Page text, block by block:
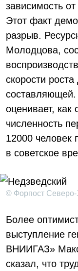
зависимость
Этот факт
разрыв.
Молодцова,
скорости
оценивает,
численность
12000 человек
в советское
© Форпост Северо-
Более
выступление
ВНИИГАЗ»
сказал, что